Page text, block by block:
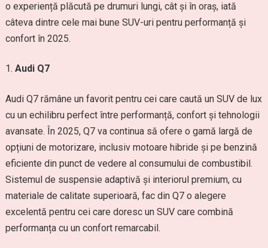
o experiență plăcută pe drumuri lungi, cât și în oraș, iată
câteva dintre cele mai bune SUV-uri pentru performanță și
confort în 2025.
Audi Q7
Audi Q7 rămâne un favorit pentru cei care caută un SUV de lux
cu un echilibru perfect între performanță, confort și tehnologii
avansate. În 2025, Q7 va continua să ofere o gamă largă de
opțiuni de motorizare, inclusiv motoare hibride și pe benzină
eficiente din punct de vedere al consumului de combustibil.
Sistemul de suspensie adaptivă și interiorul premium, cu
materiale de calitate superioară, fac din Q7 o alegere
excelentă pentru cei care doresc un SUV care combină
performanța cu un confort remarcabil.